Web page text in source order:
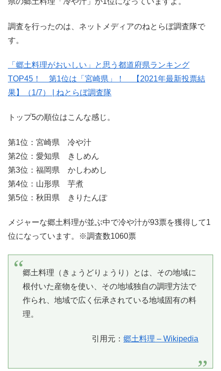
調査を行ったのは、ネットメディアのねとらぼ調査隊で
す。
「郷土料理がおいしい」と思う都道府県ランキング
TOP45！ 第1位は「宮崎県」！ 【2021年最新投票結
果】（1/7） | ねとらぼ調査隊
トップ5の順位はこんな感じ。
第1位：宮崎県 冷や汁
第2位：愛知県 きしめん
第3位：福岡県 かしわめし
第4位：山形県 芋煮
第5位：秋田県 きりたんぽ
メジャーな郷土料理が並ぶ中で冷や汁が93票を獲得して1
位になっています。※調査数1060票
郷土料理（きょうどりょうり）とは、その地域に
根付いた産物を使い、その地域独自の調理方法で
作られ、地域で広く伝承されている地域固有の料
理。
引用元：郷土料理 – Wikipedia